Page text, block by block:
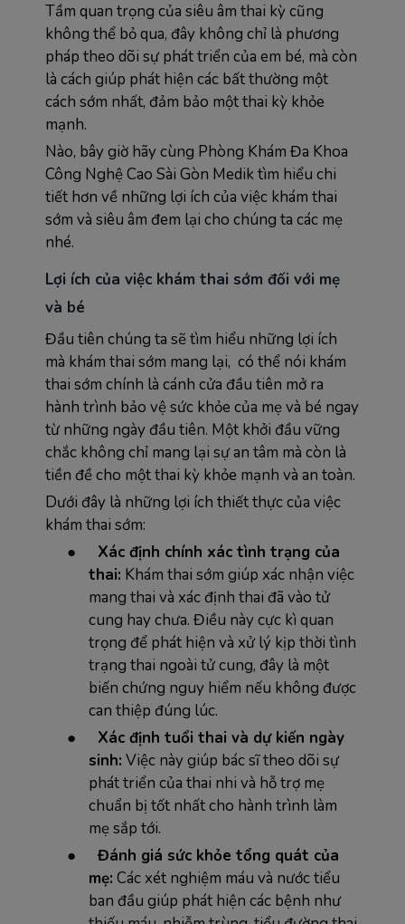
Tầm quan trọng của siêu âm thai kỳ cũng
không thể bỏ qua, đây không chỉ là phương
pháp theo dõi sự phát triển của em bé, mà còn
là cách giúp phát hiện các bất thường một
cách sớm nhất, đảm bảo một thai kỳ khỏe
mạnh.
Nào, bây giờ hãy cùng Phòng Khám Đa Khoa
Công Nghệ Cao Sài Gòn Medik tìm hiểu chi
tiết hơn về những lợi ích của việc khám thai
sớm và siêu âm đem lại cho chúng ta các mẹ
nhé.
Lợi ích của việc khám thai sớm đối với mẹ
và bé
Đầu tiên chúng ta sẽ tìm hiểu những lợi ích
mà khám thai sớm mang lại, có thể nói khám
thai sớm chính là cánh cửa đầu tiên mở ra
hành trình bảo vệ sức khỏe của mẹ và bé ngay
từ những ngày đầu tiên. Một khởi đầu vững
chắc không chỉ mang lại sự an tâm mà còn là
tiền đề cho một thai kỳ khỏe mạnh và an toàn.
Dưới đây là những lợi ích thiết thực của việc
khám thai sớm:
●
Xác định chính xác tình trạng của
thai: Khám thai sớm giúp xác nhận việc
mang thai và xác định thai đã vào tử
cung hay chưa. Điều này cực kì quan
trọng để phát hiện và xử lý kịp thời tình
trạng thai ngoài tử cung, đây là một
biến chứng nguy hiểm nếu không được
can thiệp đúng lúc.
●
Xác định tuổi thai và dự kiến ngày
sinh: Việc này giúp bác sĩ theo dõi sự
phát triển của thai nhi và hỗ trợ mẹ
chuẩn bị tốt nhất cho hành trình làm
mẹ sắp tới.
●
Đánh giá sức khỏe tổng quát của
mẹ: Các xét nghiệm máu và nước tiểu
ban đầu giúp phát hiện các bệnh như